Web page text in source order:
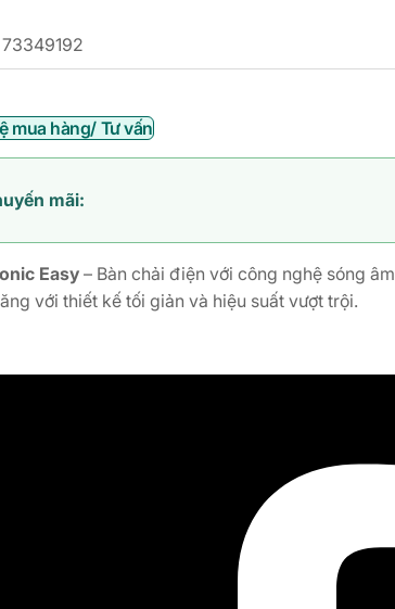
73349192
mua hàng/ Tư vấn
mãi:
Easy– Bàn chải điện với công nghệ sóng
với thiết kế tối giản và hiệu suất vượt trội.